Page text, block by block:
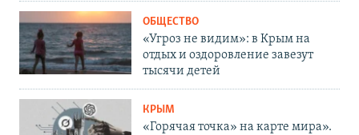
ОБЩЕСТВО
«Угроз не видим»: в Крым на
отдых и оздоровление завезут
тысячи детей
КРЫМ
«Горячая точка» на карте мира».